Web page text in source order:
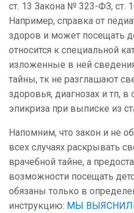
ст. 13 Закона № 323-ФЗ, ст.
Например, справка от
здоров и может посещать
относится к специальной
изложенные в ней
тайны, тк не разглашают
здоровья, диагнозах и тп, в
эпикриза при выписке из
Напомним, что закон и не
всех случаях раскрывать
врачебной тайне, а
возможности посещать
обязаны только в
инструкцию: МЫ